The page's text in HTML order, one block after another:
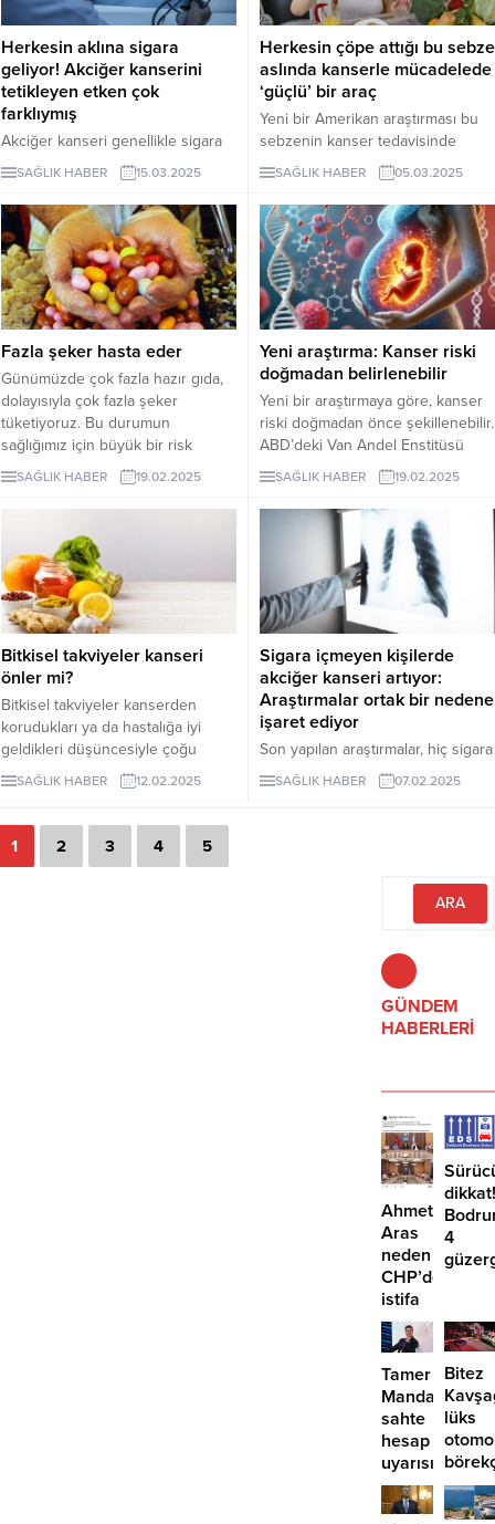
Herkesin aklına sigara
geliyor! Akciğer kanserini
tetikleyen etken çok
farklıymış
Akciğer kanseri genellikle sigara
ile bağdaştırılsa da, yeni bir
araştırma farklı bir noktanın bu
hastalığın gelişiminde önemli bir
rol oynadığını ortaya koydu.
SAĞLIK HABER 15.03.2025
Herkesin çöpe attığı bu sebze
aslında kanserle mücadelede
‘güçlü’ bir araç
Yeni bir Amerikan araştırması bu
sebzenin kanser tedavisinde
önemli bir yere sahip olabileceğini
gösterdi. Yapılan çalışmada bu
sebzenin atılan kabuk, et, sap ve
yaprak gibi kısımlarının kanserle
savaşma özelliklerine sahip
olabileceği ortaya çıktı.
SAĞLIK HABER 05.03.2025
Fazla şeker hasta eder
Günümüzde çok fazla hazır gıda,
dolayısıyla çok fazla şeker
tüketiyoruz. Bu durumun
sağlığımız için büyük bir risk
olduğuna dikkat çeken Prof. Dr.
Erk, “Çünkü bağışıklık sistemimizi
zayıflatır, obezite, kalp-damar,
diyabet ve kanser gibi hastalıklara
kapı aralar” dedi.
SAĞLIK HABER 19.02.2025
Yeni araştırma: Kanser riski
doğmadan belirlenebilir
Yeni bir araştırmaya göre, kanser
riski doğmadan önce şekillenebilir.
ABD’deki Van Andel Enstitüsü
tarafından yürütülen çalışma, anne
karnındaki gelişim sürecinin
ilerleyen yaşlarda kansere
yakalanma ihtimalini
artırabileceğini veya
azaltabileceğini ortaya koydu.
SAĞLIK HABER 19.02.2025
Bitkisel takviyeler kanseri
önler mi?
Bitkisel takviyeler kanserden
korudukları ya da hastalığa iyi
geldikleri düşüncesiyle çoğu
zaman doktora danışılmadan
kullanılıyor. Peki söz konusu
Bunu Prof. Dr. Çetin Ordu’ya
SAĞLIK HABER 12.02.2025
Sigara içmeyen kişilerde
akciğer kanseri artıyor:
Araştırmalar ortak bir nedene
işaret ediyor
Son yapılan araştırmalar, hiç sigara
içmemiş kişilere akciğer kanseri
teşhisi konulma oranının arttığını
SAĞLIK HABER 07.02.2025
1 2 3 4 5
GÜNDEM
HABERLERİ
Ahmet
Aras
neden
CHP’den
istifa
etmiyor?
dikkat!
4
Tamer
sahte
hesap
uyarısı
Bitez
lüks
girdi:
2